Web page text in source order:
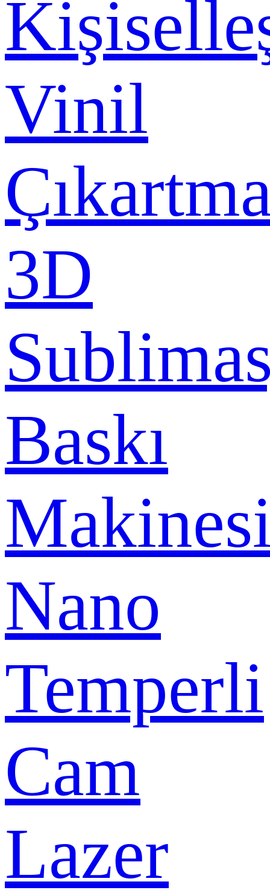
Vinil
3D
Baskı
Nano
Temperli
Cam
Lazer